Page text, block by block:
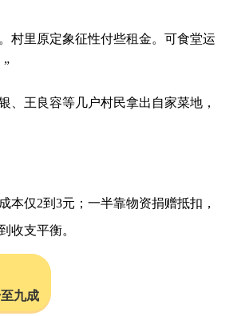
村里原定象征性付些租金。可食堂运
”
、王良容等几户村民拿出自家菜地，
仅2到3元；一半靠物资捐赠抵扣，
收支平衡。
九成